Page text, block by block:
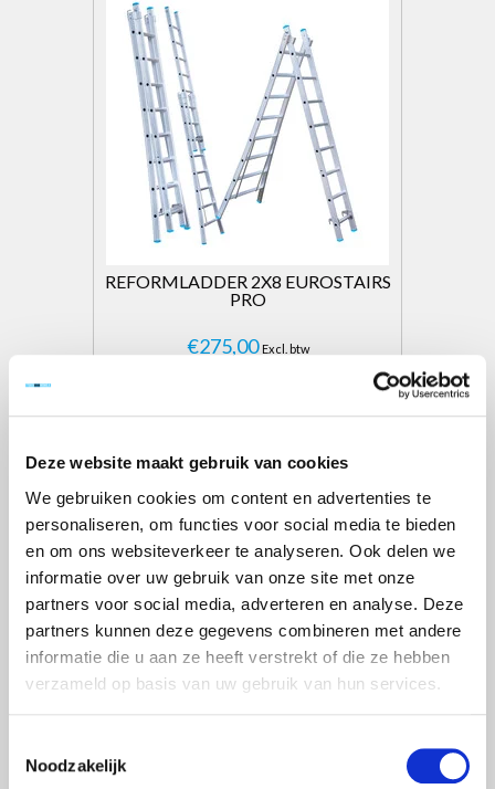
Deze website maakt gebruik van cookies
We gebruiken cookies om content en advertenties te
personaliseren, om functies voor social media te bieden
en om ons websiteverkeer te analyseren. Ook delen we
informatie over uw gebruik van onze site met onze
partners voor social media, adverteren en analyse. Deze
partners kunnen deze gegevens combineren met andere
informatie die u aan ze heeft verstrekt of die ze hebben
verzameld op basis van uw gebruik van hun services.
Noodzakelijk
REFORMLADDER 2X8 EUROSTAIRS
PRO
€275,00 Excl. btw
Toevoegen aan winkelwagen
Laagste prijs